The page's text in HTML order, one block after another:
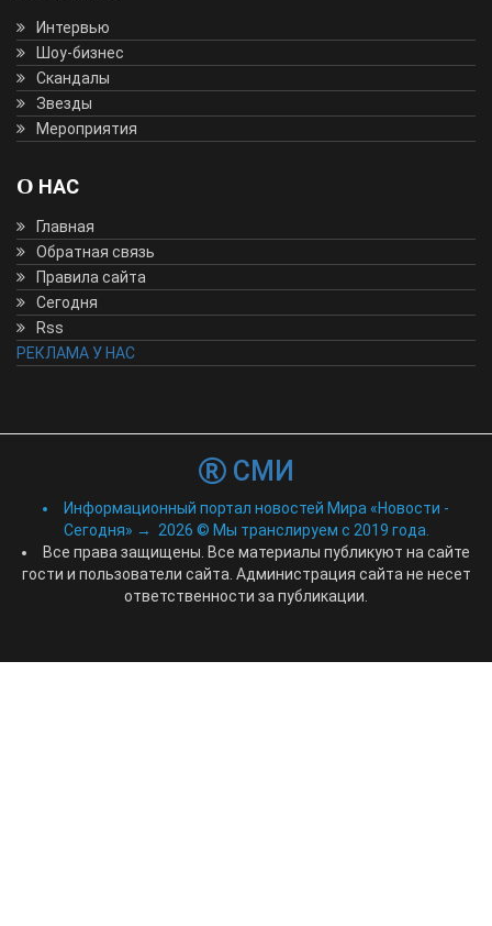
Интервью
Шоу-бизнес
Скандалы
Звезды
Мероприятия
О НАС
Главная
Обратная связь
Правила сайта
Сегодня
Rss
РЕКЛАМА У НАС
СМИ
Информационный портал новостей Мира «Новости -
Сегодня» → 2026 © Мы транслируем с 2019 года.
Все права защищены. Все материалы публикуют на сайте
гости и пользователи сайта. Администрация сайта не несет
ответственности за публикации.